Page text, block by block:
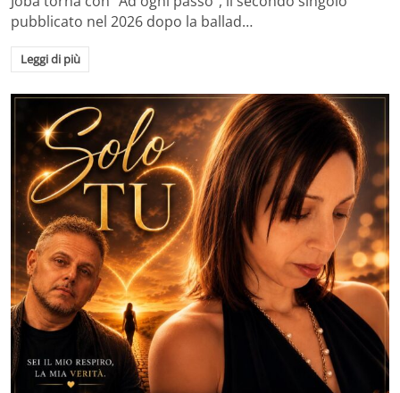
pubblicato nel 2026 dopo la ballad…
Leggi di più